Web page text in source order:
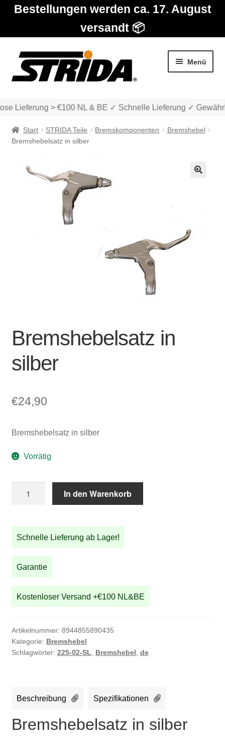
Bestellungen werden ca. 17. August
versandt 📦
Zur
Navigation
springen
Zum
Inhalt
springen
Menü
Die Modelle
Account & Support
Lieferung > €100 NL & BE ✓ Schnelle Lieferung ✓
Start STRIDA Teile Bremskomponenten
Bremshebel
Bremshebelsatz in silber
Bremshebelsatz in
silber
€24,90
Bremshebelsatz in silber
Vorrätig
Menge
In den Warenkorb
Schnelle Lieferung ab Lager!
Garantie
Kostenloser Versand +€100 NL&BE
Artikelnummer: 8944855890435
Kategorie: Bremshebel
Schlagwörter: 225-02-SL Bremshebel de
Beschreibung Spezifikationen
Bremshebelsatz in silber